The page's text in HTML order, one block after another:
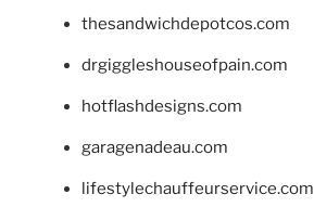
thesandwichdepotcos.com
drgiggleshouseofpain.com
hotflashdesigns.com
garagenadeau.com
lifestylechauffeurservice.com